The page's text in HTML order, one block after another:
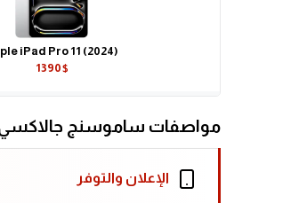
iPad Pro 11 (2024)
1390$
مواصفات ساموسنج جالاكسي تاب اس 11
الإعلان والتوفر